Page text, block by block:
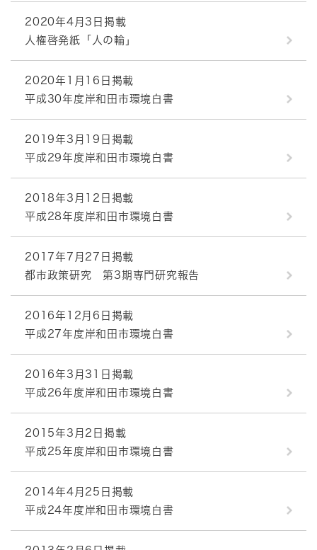
2020年4月3日掲載
人権啓発紙「人の輪」
2020年1月16日掲載
平成30年度岸和田市環境白書
2019年3月19日掲載
平成29年度岸和田市環境白書
2018年3月12日掲載
平成28年度岸和田市環境白書
2017年7月27日掲載
都市政策研究 第3期専門研究報告
2016年12月6日掲載
平成27年度岸和田市環境白書
2016年3月31日掲載
平成26年度岸和田市環境白書
2015年3月2日掲載
平成25年度岸和田市環境白書
2014年4月25日掲載
平成24年度岸和田市環境白書